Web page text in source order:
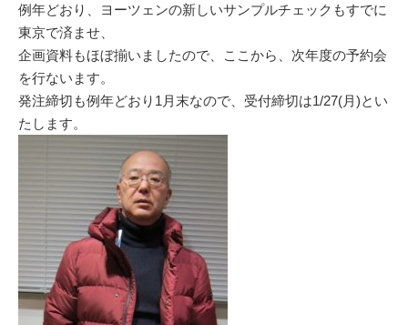
例年どおり、ヨーツェンの新しいサンプルチェックもすでに
東京で済ませ、
企画資料もほぼ揃いましたので、ここから、次年度の予約会
を行ないます。
発注締切も例年どおり1月末なので、受付締切は1/27(月)とい
たします。